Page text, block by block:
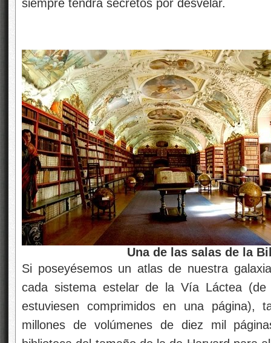
siempre tendrá secretos por desvelar.
Una de las salas de la
Si poseyésemos un atlas de nuestra
cada sistema estelar de la Vía Láctea
estuviesen comprimidos en una
millones de volúmenes de diez mil